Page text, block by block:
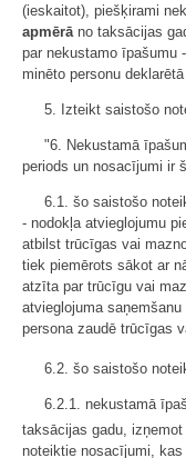
(ieskaitot), piešķirami
apmērā no taksācijas
par nekustamo īpašumu
minēto personu
5. Izteikt saistošo
"6. Nekustamā
periods un nosacījumi ir
6.1. šo saistošo
- nodokļa atvieglojumu
atbilst trūcīgas vai
tiek piemērots sākot ar
atzīta par trūcīgu vai
atvieglojuma
persona zaudē trūcīgas
6.2. šo saistošo
6.2.1. nekustamā
taksācijas gadu,
noteiktie nosacījumi,